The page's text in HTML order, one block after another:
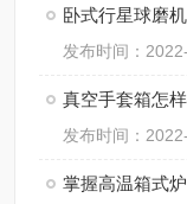
卧式行星球磨
发布时间：
真空手套箱怎
发布时间：
掌握高温箱式